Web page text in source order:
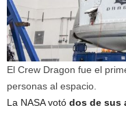
El Crew Dragon fue el
personas al espacio.
La NASA votó dos de sus